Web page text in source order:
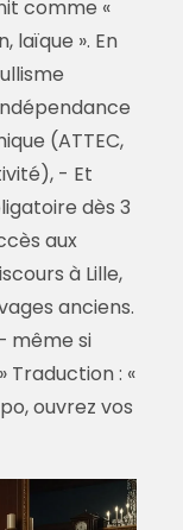
comme «
laïque ». En
(ATTEC,
- Et
dès 3
aux
à Lille,
anciens.
même si
Traduction : «
ouvrez vos